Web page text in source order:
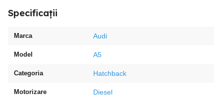
Specificații
Marca Audi
Model A5
Categoria Hatchback
Motorizare Diesel